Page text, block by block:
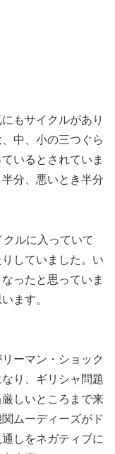
もサイクルがあり
中、小の三つぐら
いるとされていま
分、悪いとき半分
ルに入っていて
していました。い
ったと思っていま
ます。
ーマン・ショック
り、ギリシャ問題
しいところまで来
ムーディーズがド
しをネガティブに